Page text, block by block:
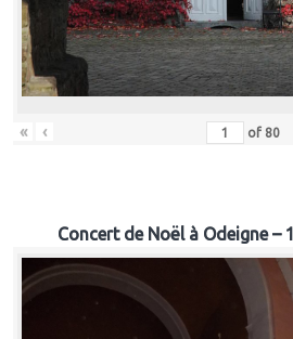
« ‹ of 80
Concert de Noël à Odeigne –